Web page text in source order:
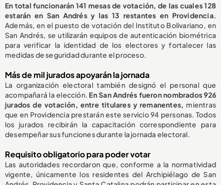
En total funcionarán 141 mesas de votación, de las cuales 128
estarán en San Andrés y las 13 restantes en Providencia.
Además, en el puesto de votación del Instituto Bolivariano, en
San Andrés, se utilizarán equipos de autenticación biométrica
para verificar la identidad de los electores y fortalecer las
medidas de seguridad durante el proceso.
Más de mil jurados apoyarán la jornada
La organización electoral también designó el personal que
acompañará la elección. En San Andrés fueron nombrados 926
jurados de votación, entre titulares y remanentes, mientras
que en Providencia prestarán este servicio 94 personas. Todos
los jurados recibirán la capacitación correspondiente para
desempeñar sus funciones durante la jornada electoral.
Requisito obligatorio para poder votar
Las autoridades recordaron que, conforme a la normatividad
vigente, únicamente los residentes del Archipiélago de San